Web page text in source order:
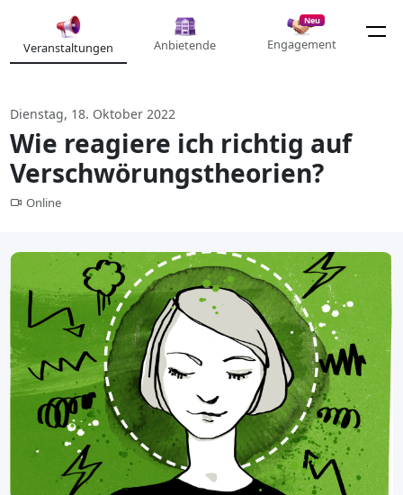
Veranstaltungen Anbietende
Neu
Engagement
Dienstag, 18. Oktober 2022
Wie reagiere ich richtig auf
Verschwörungstheorien?
Online